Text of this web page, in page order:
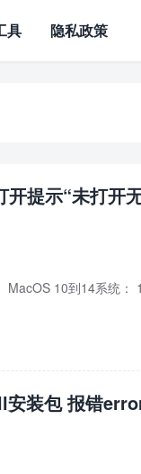
具 隐私政策
提示“未打开
MacOS 10到14系统：
安装包 报错